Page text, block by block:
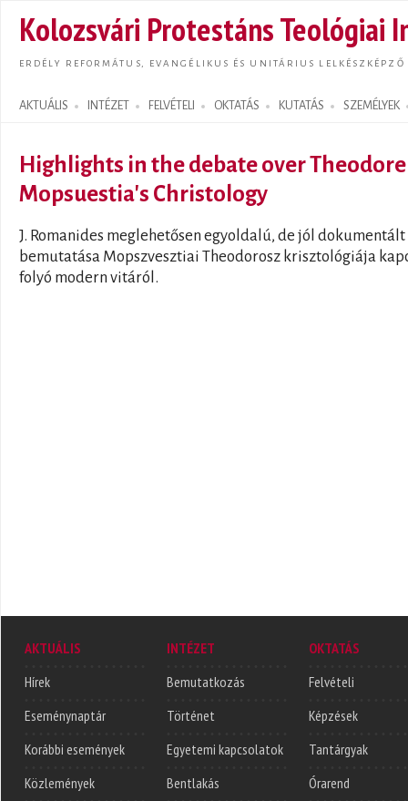
Kolozsvári Protestáns Teológiai
ERDÉLY REFORMÁTUS, EVANGÉLIKUS ÉS UNITÁRIUS LELKÉSZKÉPZŐ
AKTUÁLIS INTÉZET FELVÉTELI OKTATÁS KUTATÁS SZEMÉLYEK
Search form
Highlights in the debate over
Mopsuestia's Christology
J. Romanides meglehetősen egyoldalú, de jól dokumentált
bemutatása Mopszvesztiai Theodorosz krisztológiája
folyó modern vitáról.
AKTUÁLIS
Hírek
Eseménynaptár
Korábbi események
Közlemények
INTÉZET
Bemutatkozás
Történet
Egyetemi kapcsolatok
Bentlakás
OKTATÁS
Felvételi
Képzések
Tantárgyak
Órarend